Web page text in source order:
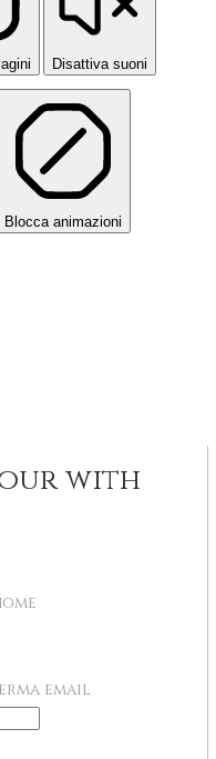
Disattiva suoni
Blocca animazioni
with
email